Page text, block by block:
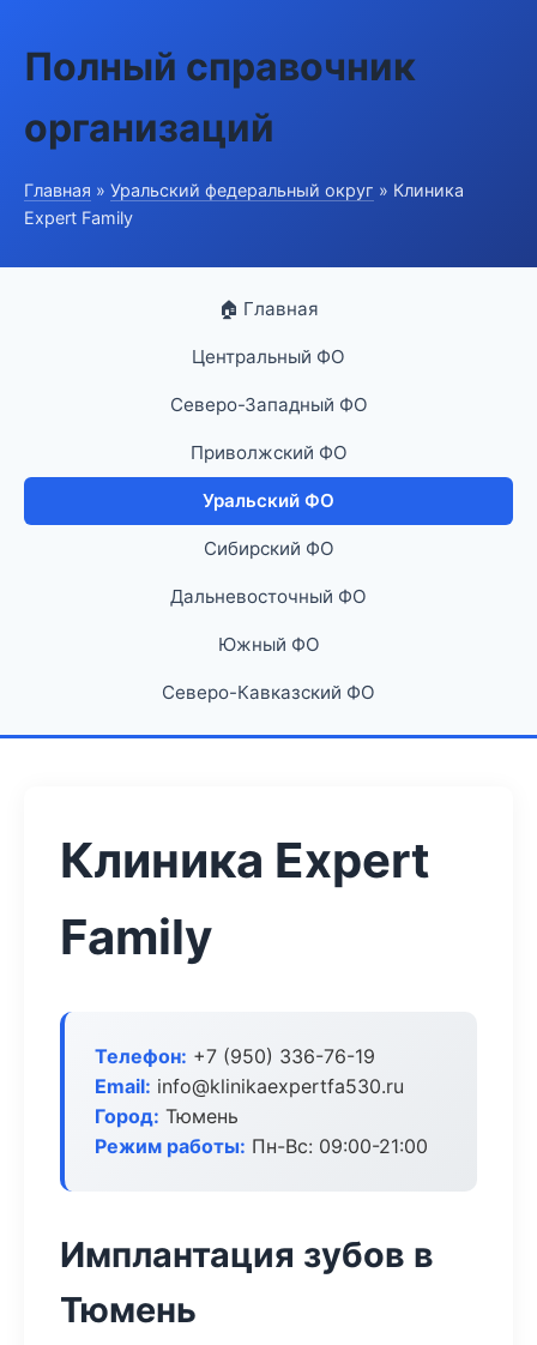
Полный справочник
организаций
Главная » Уральский федеральный округ » Клиника
Expert Family
🏠 Главная
Центральный ФО
Северо-Западный ФО
Приволжский ФО
Уральский ФО
Сибирский ФО
Дальневосточный ФО
Южный ФО
Северо-Кавказский ФО
Клиника Expert
Family
Телефон: +7 (950) 336-76-19
Email: info@klinikaexpertfa530.ru
Город: Тюмень
Режим работы: Пн-Вс: 09:00-21:00
Имплантация зубов в
Тюмень